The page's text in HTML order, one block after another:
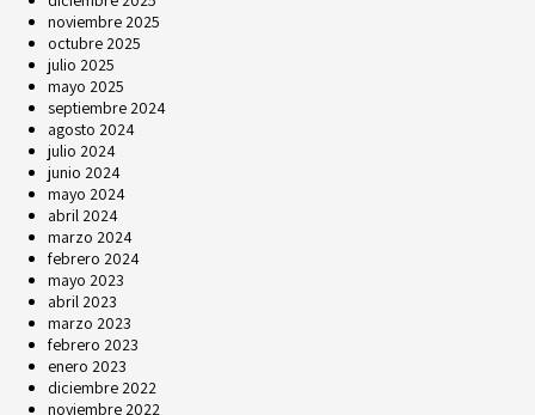
noviembre 2025
octubre 2025
julio 2025
mayo 2025
septiembre 2024
agosto 2024
julio 2024
junio 2024
mayo 2024
abril 2024
marzo 2024
febrero 2024
mayo 2023
abril 2023
marzo 2023
febrero 2023
enero 2023
diciembre 2022
noviembre 2022